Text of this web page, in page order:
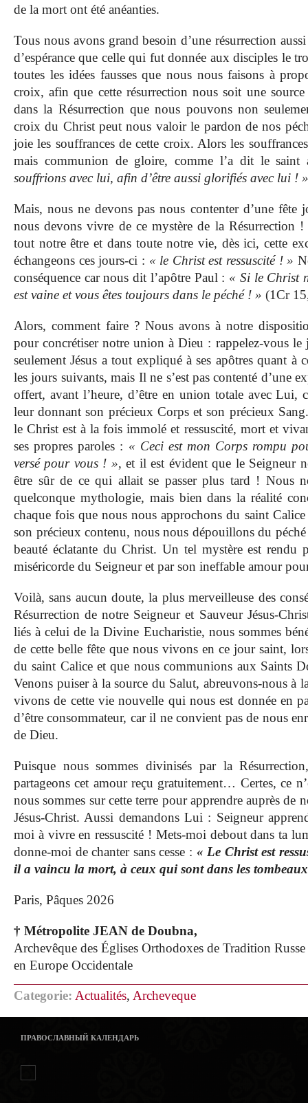
de la mort ont été anéanties.
Tous nous avons grand besoin d’une résurrection
d’espérance que celle qui fut donnée aux disciples le
toutes les idées fausses que nous nous faisons à
croix, afin que cette résurrection nous soit une
dans la Résurrection que nous pouvons non
croix du Christ peut nous valoir le pardon de nos
joie les souffrances de cette croix. Alors les
mais communion de gloire, comme l’a dit le
souffrions avec lui, afin d’être aussi glorifiés avec lui ! »
Mais, nous ne devons pas nous contenter d’une fête
nous devons vivre de ce mystère de la Résurrection
tout notre être et dans toute notre vie, dès ici, cette
échangeons ces jours-ci : « le Christ est ressuscité ! »
conséquence car nous dit l’apôtre Paul : « Si le Christ
est vaine et vous êtes toujours dans le péché ! » (1Cr
Alors, comment faire ? Nous avons à notre
pour concrétiser notre union à Dieu : rappelez-vous
seulement Jésus a tout expliqué à ses apôtres quant à
les jours suivants, mais Il ne s’est pas contenté d’une
offert, avant l’heure, d’être en union totale avec Lui,
leur donnant son précieux Corps et son précieux
le Christ est à la fois immolé et ressuscité, mort et
ses propres paroles : « Ceci est mon Corps rompu
versé pour vous ! », et il est évident que le Seigneur
être sûr de ce qui allait se passer plus tard ! Nous
quelconque mythologie, mais bien dans la réalité
chaque fois que nous nous approchons du saint
son précieux contenu, nous nous dépouillons du
beauté éclatante du Christ. Un tel mystère est rendu
miséricorde du Seigneur et par son ineffable amour
Voilà, sans aucun doute, la plus merveilleuse des
Résurrection de notre Seigneur et Sauveur Jésus-
liés à celui de la Divine Eucharistie, nous sommes
de cette belle fête que nous vivons en ce jour saint,
du saint Calice et que nous communions aux Saints
Venons puiser à la source du Salut, abreuvons-nous à
vivons de cette vie nouvelle qui nous est donnée en
d’être consommateur, car il ne convient pas de nous
de Dieu.
Puisque nous sommes divinisés par la
partageons cet amour reçu gratuitement… Certes, ce
nous sommes sur cette terre pour apprendre auprès de
Jésus-Christ. Aussi demandons Lui : Seigneur
moi à vivre en ressuscité ! Mets-moi debout dans ta
donne-moi de chanter sans cesse : « Le Christ est
il a vaincu la mort, à ceux qui sont dans les
Paris, Pâques 2026
† Métropolite JEAN de Doubna,
Archevêque des Églises Orthodoxes de Tradition Russe
en Europe Occidentale
Categorie: Actualités, Archeveque
ПРАВОСЛАВНЫЙ КАЛЕНДАРЬ